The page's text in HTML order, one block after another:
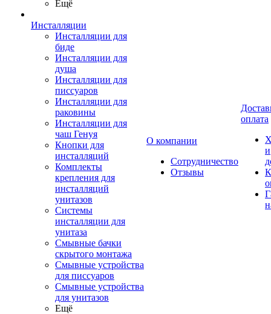
Ещё
Инсталляции
Инсталляции для
биде
Инсталляции для
душа
Инсталляции для
писсуаров
Инсталляции для
раковины
Инсталляции для
чаш Генуя
Кнопки для
инсталляций
Комплекты
крепления для
инсталляций
унитазов
Системы
инсталляции для
унитаза
Смывные бачки
скрытого монтажа
Смывные устройства
для писсуаров
Смывные устройства
для унитазов
Ещё
О компании
Сотрудничество
Отзывы
оплата
и